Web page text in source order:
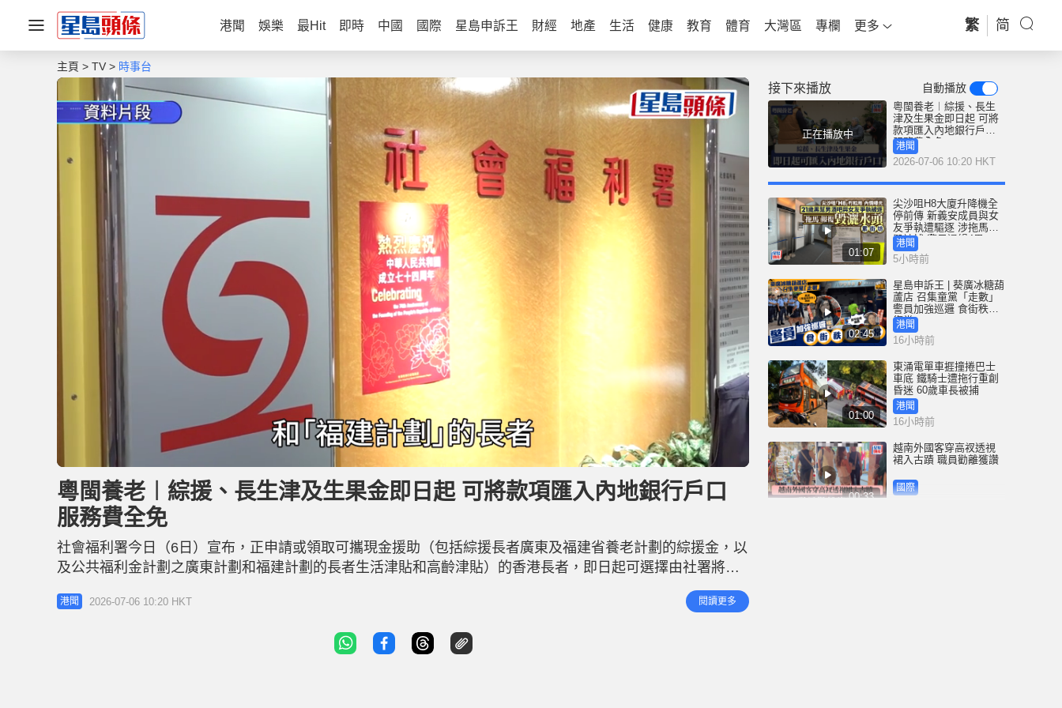
港聞 娛樂 最Hit 即時 中國 國際 星島申訴王 財經 地產 生活 健康 教育 體育 大灣區 專欄 更多 繁 简
主頁 TV 時事台
n
u
t
e
o
d
e
d
0
%
粵閩養老︱綜援、長生津及生果金即日起 可將款項匯入內地銀行戶口
服務費全免
社會福利署今日（6日）宣布，正申請或領取可攜現金援助（包括綜援長者廣東及福建省養老計劃的綜援金，以
及公共福利金計劃之廣東計劃和福建計劃的長者生活津貼和高齡津貼）的香港長者，即日起可選擇由社署將有
關港幣援助款項，直接匯入其在內地指定銀行的港幣帳戶，服務費用全免。此項跨境匯款服務優化可攜現金援
助發放安排，是2025年《施政報告》提出的措施。 須為廣東或福建省中銀或工行開立的港幣帳戶 社署發言人
港聞 2026-07-06 10:20 HKT 閱讀更多
接下來播放 自動播放
正在播放中
粵閩養老︱綜援、長生
津及生果金即日起 可將
款項匯入內地銀行戶口
服務費全免
港聞
2026-07-06 10:20 HKT
01:07
尖沙咀H8大廈升降機全
停前傳 新義安成員與女
友爭執遭驅逐 涉拖馬刑
毀被捕 警另通緝4男
港聞
5小時前
02:45
星島申訴王 | 葵廣冰糖葫
蘆店 召集童黨「走數」
警員加強巡邏 食街秩序
復常
港聞
16小時前
01:00
東涌電單車捱撞捲巴士
車底 鐵騎士遭拖行重創
昏迷 60歲車長被捕
港聞
16小時前
00:33
越南外國客穿高衩透視
裙入古蹟 職員勸離獲讚
國際